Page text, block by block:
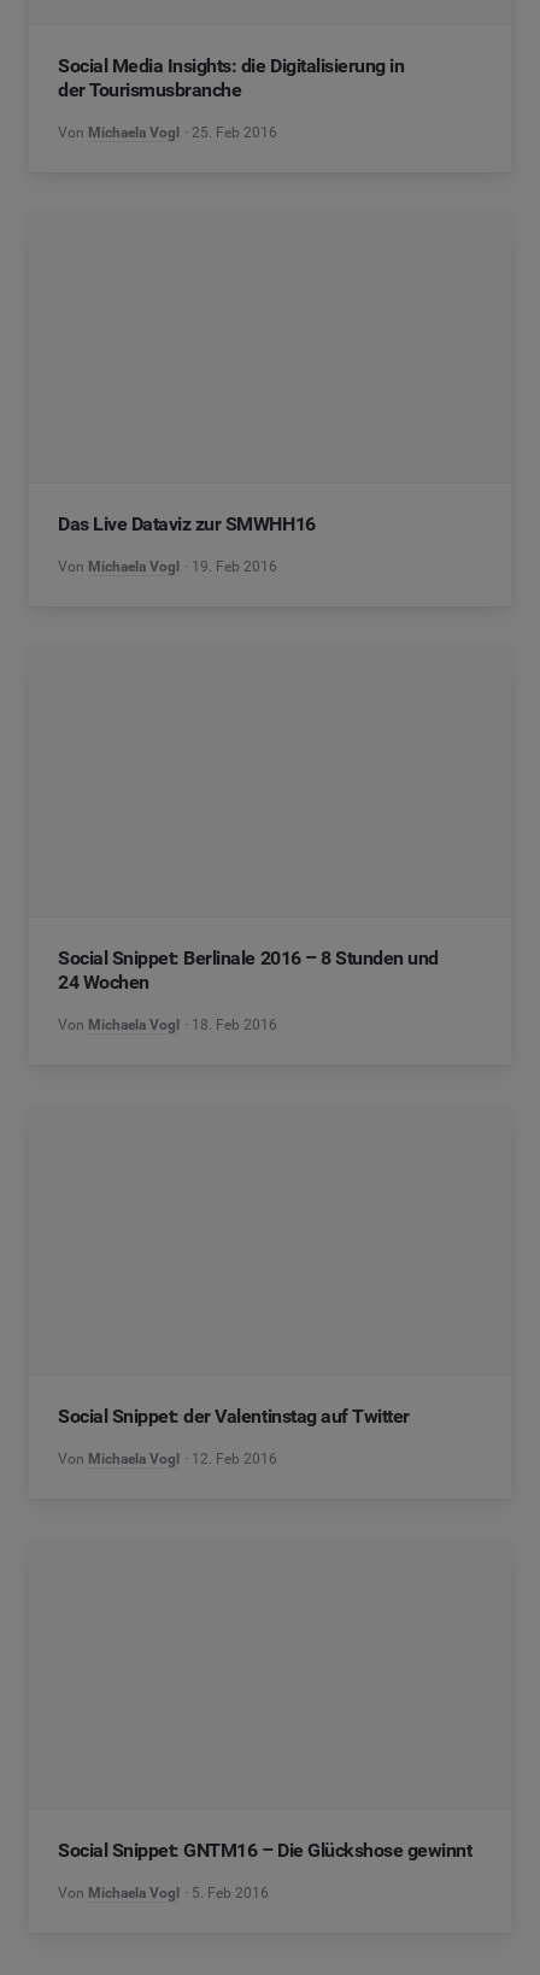
Social Media Insights: die Digitalisierung in
der Tourismusbranche
Von Michaela Vogl 25. Feb 2016
Das Live Dataviz zur SMWHH16
Von Michaela Vogl 19. Feb 2016
Social Snippet: Berlinale 2016 – 8 Stunden und
24 Wochen
Von Michaela Vogl 18. Feb 2016
Social Snippet: der Valentinstag auf Twitter
Von Michaela Vogl 12. Feb 2016
Social Snippet: GNTM16 – Die Glückshose gewinnt
Von Michaela Vogl 5. Feb 2016